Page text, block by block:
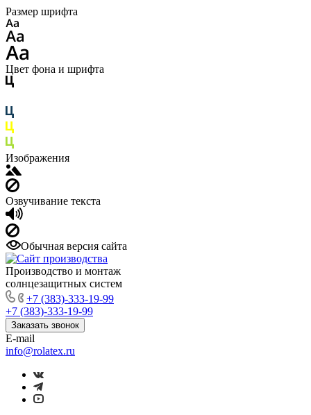
Размер шрифта
Цвет фона и шрифта
Изображения
Озвучивание текста
Обычная версия сайта
Производство и монтаж
солнцезащитных систем
+7 (383)-333-19-99
+7 (383)-333-19-99
Заказать звонок
E-mail
info@rolatex.ru